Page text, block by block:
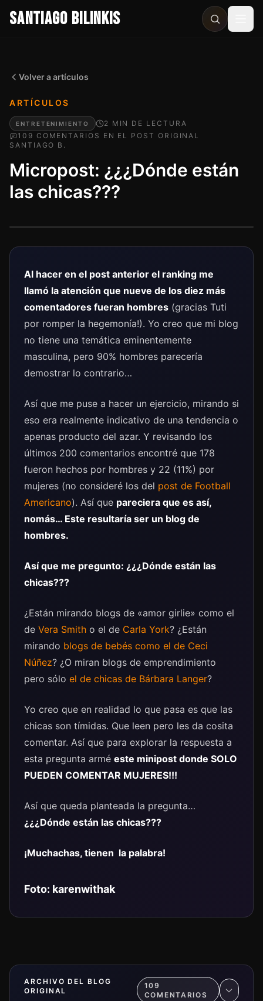
SANTIAGO BILINKIS
Volver a artículos
ARTÍCULOS
ENTRETENIMIENTO 2 MIN DE LECTURA
109 COMENTARIO S EN EL POST ORIGINAL
SANTIAGO B.
Micropost: ¿¿¿Dónde están
las chicas???
Al hacer en el post anterior el ranking me
llamó la atención que nueve de los diez más
comentadores fueran hombres (gracias Tuti
por romper la hegemonía!). Yo creo que mi blog
no tiene una temática eminentemente
masculina, pero 90% hombres parecería
demostrar lo contrario…
Así que me puse a hacer un ejercicio, mirando si
eso era realmente indicativo de una tendencia o
apenas producto del azar. Y revisando los
últimos 200 comentarios encontré que 178
fueron hechos por hombres y 22 (11%) por
mujeres (no consideré los del post de Football
Americano). Así que pareciera que es así,
nomás… Este resultaría ser un blog de
hombres.
Así que me pregunto: ¿¿¿Dónde están las
chicas???
¿Están mirando blogs de «amor girlie» como el
de Vera Smith o el de Carla York? ¿Están
mirando blogs de bebés como el de Ceci
Núñez? ¿O miran blogs de emprendimiento
pero sólo el de chicas de Bárbara Langer?
Yo creo que en realidad lo que pasa es que las
chicas son tímidas. Que leen pero les da cosita
comentar. Así que para explorar la respuesta a
esta pregunta armé este minipost donde SOLO
PUEDEN COMENTAR MUJERES!!!
Así que queda planteada la pregunta…
¿¿¿Dónde están las chicas???
¡Muchachas, tienen la palabra!
Foto: karenwithak
ARCHIVO DEL BLOG
ORIGINAL
109
COMENTARIOS